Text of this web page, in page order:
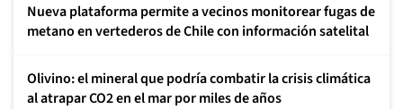
Nueva plataforma permite a vecinos monitorear fugas de
metano en vertederos de Chile con información satelital
Olivino: el mineral que podría combatir la crisis climática
al atrapar CO2 en el mar por miles de años